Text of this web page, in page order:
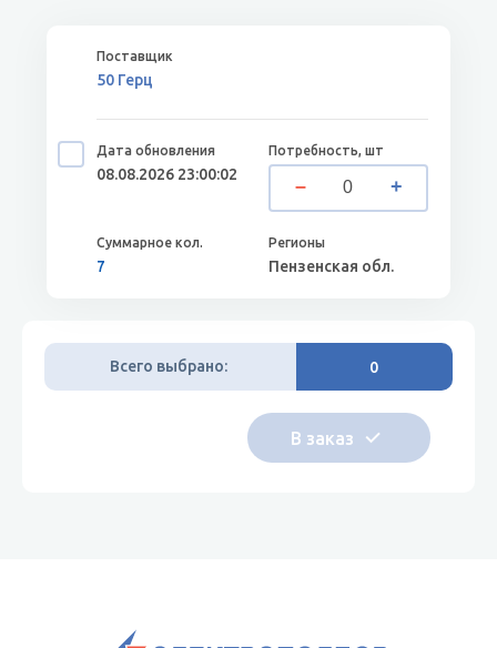
50 Герц
08.08.2026 23:00:02
7 Пензенская обл.
Всего выбрано: 0